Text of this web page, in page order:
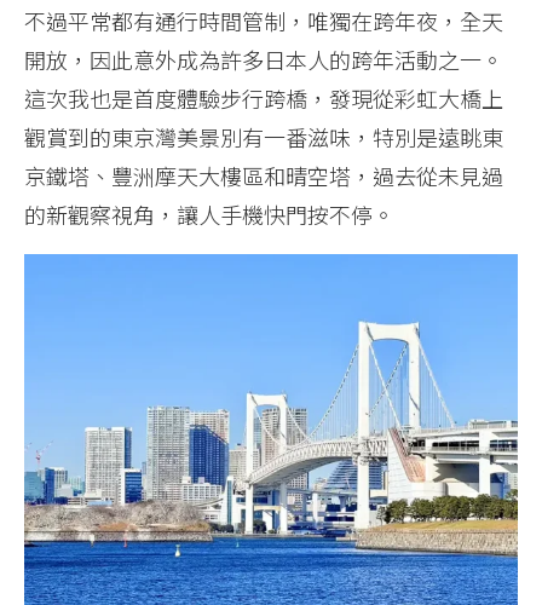
不過平常都有通行時間管制，唯獨在跨年夜，全天
開放，因此意外成為許多日本人的跨年活動之一。
這次我也是首度體驗步行跨橋，發現從彩虹大橋上
觀賞到的東京灣美景別有一番滋味，特別是遠眺東
京鐵塔、豐洲摩天大樓區和晴空塔，過去從未見過
的新觀察視角，讓人手機快門按不停。